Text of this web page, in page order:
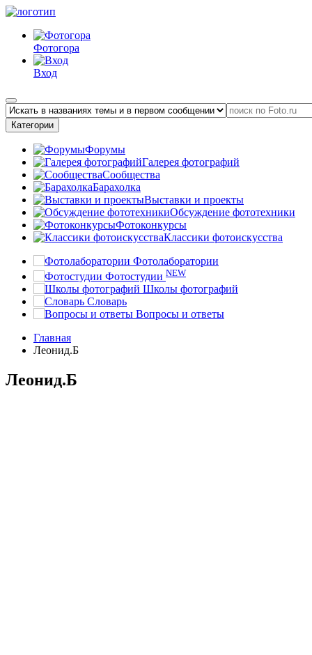
Фотогора
Вход
Категории
Форумы
Галерея фотографий
Сообщества
Барахолка
Выставки и проекты
Обсуждение фототехники
Фотоконкурсы
Классики фотоискусства
Фотолаборатории
Фотостудии NEW
Школы фотографий
Словарь
Вопросы и ответы
Главная
Леонид.Б
Леонид.Б